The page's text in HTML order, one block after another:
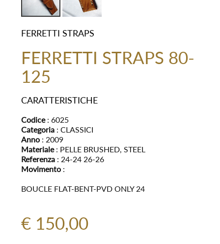
FERRETTI STRAPS
FERRETTI STRAPS 80-
125
CARATTERISTICHE
Codice: 6025
Categoria: CLASSICI
Anno: 2009
Materiale: PELLE BRUSHED, STEEL
Referenza: 24-24 26-26
Movimento:
BOUCLE FLAT-BENT-PVD ONLY 24
€ 150,00